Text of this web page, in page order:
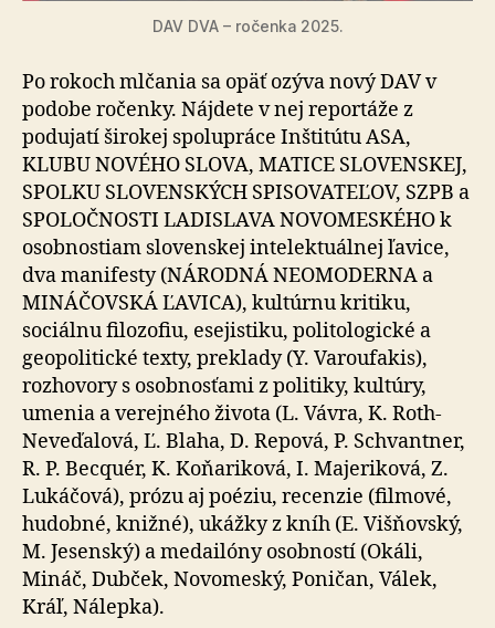
DAV DVA – ročenka 2025.
Po rokoch mlčania sa opäť ozýva nový DAV v
podobe ročenky. Nájdete v nej reportáže z
podujatí širokej spolupráce Inštitútu ASA,
KLUBU NOVÉHO SLOVA, MATICE SLOVENSKEJ,
SPOLKU SLOVENSKÝCH SPISOVATEĽOV, SZPB a
SPOLOČNOSTI LADISLAVA NOVOMESKÉHO k
osobnostiam slovenskej intelektuálnej ľavice,
dva manifesty (NÁRODNÁ NEOMODERNA a
MINÁČOVSKÁ ĽAVICA), kultúrnu kritiku,
sociálnu filozofiu, esejistiku, politologické a
geopolitické texty, preklady (Y. Varoufakis),
rozhovory s osobnosťami z politiky, kultúry,
umenia a verejného života (L. Vávra, K. Roth-
Neveďalová, Ľ. Blaha, D. Repová, P. Schvantner,
R. P. Becquér, K. Koňariková, I. Majeriková, Z.
Lukáčová), prózu aj poéziu, recenzie (filmové,
hudobné, knižné), ukážky z kníh (E. Višňovský,
M. Jesenský) a medailóny osobností (Okáli,
Mináč, Dubček, Novomeský, Poničan, Válek,
Kráľ, Nálepka).